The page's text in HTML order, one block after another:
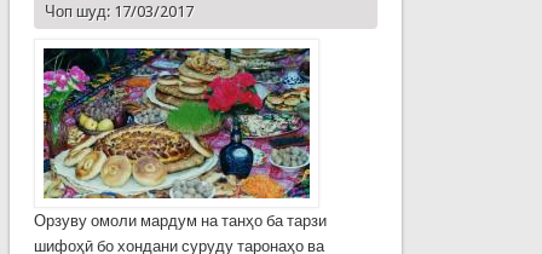
Чоп шуд: 17/03/2017
Орзуву омоли мардум на танҳо ба тарзи
шифоҳӣ бо хондани суруду таронаҳо ва